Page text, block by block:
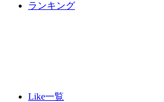
ランキング
Like一覧